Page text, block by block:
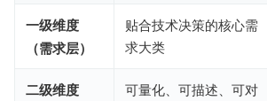
一级维度
（需求层）
贴合技术决策的核心需
求大类
二级维度
可量化、可描述、可对